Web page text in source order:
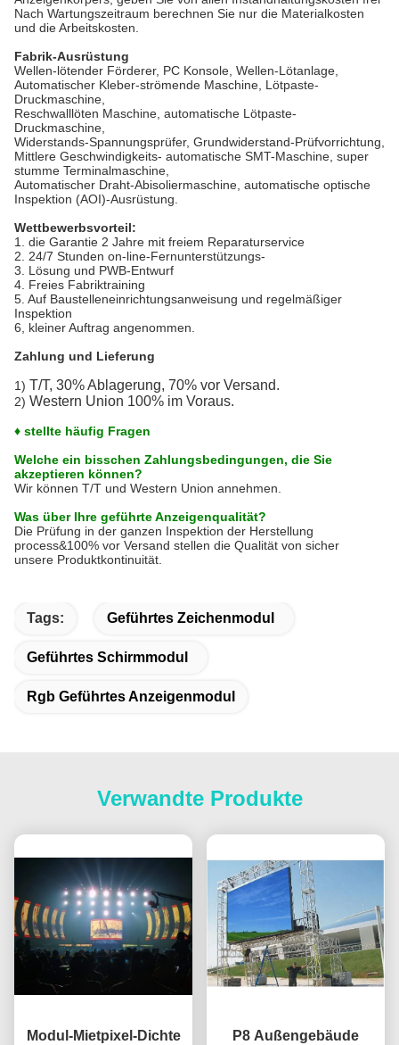
Nach Wartungszeitraum berechnen Sie nur die Materialkosten
und die Arbeitskosten.
Fabrik-Ausrüstung
Wellen-lötender Förderer, PC Konsole, Wellen-Lötanlage,
Automatischer Kleber-strömende Maschine, Lötpaste-
Druckmaschine,
Reschwalllöten Maschine, automatische Lötpaste-
Druckmaschine,
Widerstands-Spannungsprüfer, Grundwiderstand-Prüfvorrichtung,
Mittlere Geschwindigkeits- automatische SMT-Maschine, super
stumme Terminalmaschine,
Automatischer Draht-Abisoliermaschine, automatische optische
Inspektion (AOI)-Ausrüstung.
Wettbewerbsvorteil:
1. die Garantie 2 Jahre mit freiem Reparaturservice
2. 24/7 Stunden on-line-Fernunterstützungs-
3. Lösung und PWB-Entwurf
4. Freies Fabriktraining
5. Auf Baustelleneinrichtungsanweisung und regelmäßiger
Inspektion
6, kleiner Auftrag angenommen.
Zahlung und Lieferung
1) T/T, 30% Ablagerung, 70% vor Versand.
2) Western Union 100% im Voraus.
♦ stellte häufig Fragen
Welche ein bisschen Zahlungsbedingungen, die Sie
akzeptieren können?
Wir können T/T und Western Union annehmen.
Was über Ihre geführte Anzeigenqualität?
Die Prüfung in der ganzen Inspektion der Herstellung
process&100% vor Versand stellen die Qualität von sicher
unsere Produktkontinuität.
Tags: Geführtes Zeichenmodul
Geführtes Schirmmodul
Rgb Geführtes Anzeigenmodul
Verwandte Produkte
Modul-Mietpixel-Dichte
P8 Außengebäude